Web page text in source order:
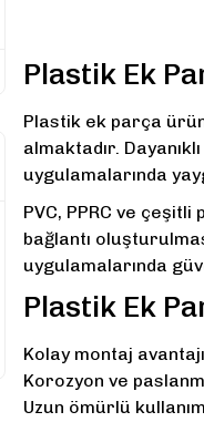
Plastik Ek
Plastik ek parça
almaktadır.
uygulamalarında
PVC, PPRC ve
bağlantı
uygulamalarında
Plastik Ek
Kolay montaj
Korozyon ve
Uzun ömürlü